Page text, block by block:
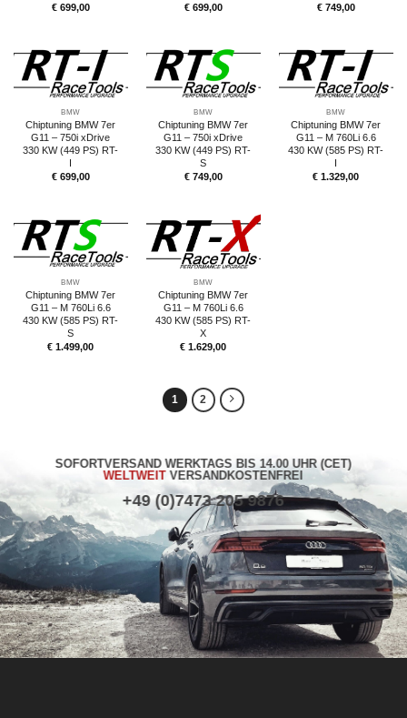
€699,00
€699,00
€749,00
BMW
Chiptuning BMW 7er
G11 – 750i xDrive
330 KW (449 PS) RT-
I
€699,00
BMW
Chiptuning BMW 7er
G11 – 750i xDrive
330 KW (449 PS) RT-
S
€749,00
BMW
Chiptuning BMW 7er
G11 – M 760Li 6.6
430 KW (585 PS) RT-
I
€ 1.329,00
BMW
Chiptuning BMW 7er
G11 – M 760Li 6.6
430 KW (585 PS) RT-
S
€ 1.499,00
BMW
Chiptuning BMW 7er
G11 – M 760Li 6.6
430 KW (585 PS) RT-
X
€ 1.629,00
1 2
SOFORTVERSAND WERKTAGS BIS 14.00 UHR (CET)
WELTWEITVERSANDKOSTENFREI
+49 (0)7473 205 9876